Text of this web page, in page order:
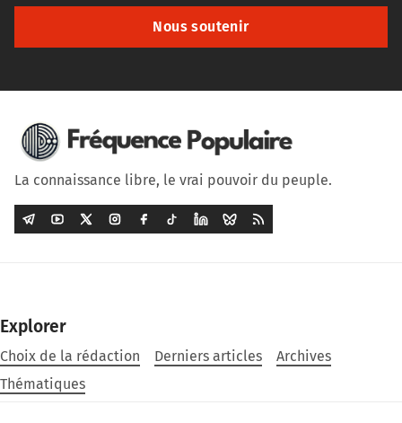
Nous soutenir
La connaissance libre, le vrai pouvoir du peuple.
Explorer
Choix de la rédaction Derniers articles
Archives
Thématiques